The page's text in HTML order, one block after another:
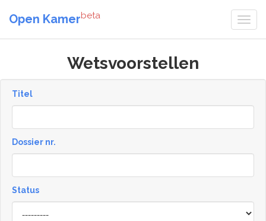
Open Kamerbeta
Wetsvoorstellen
Titel
Dossier nr.
Status
Status